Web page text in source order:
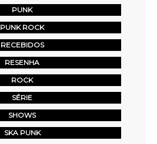
PUNK
PUNK ROCK
RECEBIDOS
RESENHA
ROCK
SÉRIE
SHOWS
SKA PUNK